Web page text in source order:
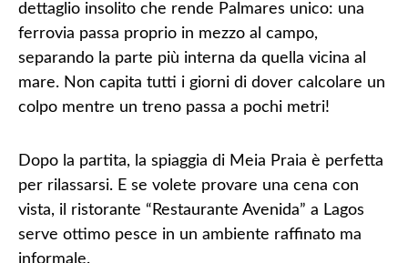
dettaglio insolito che rende Palmares unico: una
ferrovia passa proprio in mezzo al campo,
separando la parte più interna da quella vicina al
mare. Non capita tutti i giorni di dover calcolare un
colpo mentre un treno passa a pochi metri!
Dopo la partita, la spiaggia di Meia Praia è perfetta
per rilassarsi. E se volete provare una cena con
vista, il ristorante “Restaurante Avenida” a Lagos
serve ottimo pesce in un ambiente raffinato ma
informale.